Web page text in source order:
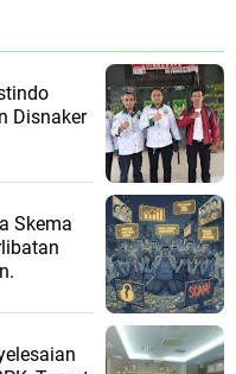
Disnaker
Skema